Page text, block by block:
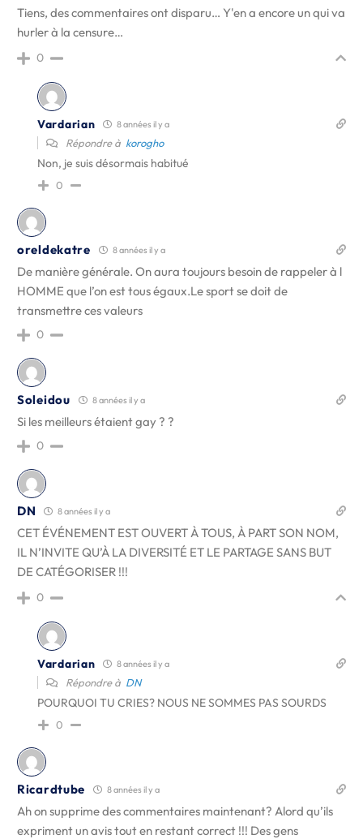
Tiens, des commentaires ont disparu… Y'en a encore un qui va
hurler à la censure…
0
Vardarian 8 années il y a
Répondre à korogho
Non, je suis désormais habitué
0
oreldekatre 8 années il y a
De manière générale. On aura toujours besoin de rappeler à l
HOMME que l’on est tous égaux.Le sport se doit de
transmettre ces valeurs
0
Soleidou 8 années il y a
Si les meilleurs étaient gay ? ?
0
DN 8 années il y a
CET ÉVÉNEMENT EST OUVERT À TOUS, À PART SON NOM,
IL N’INVITE QU’À LA DIVERSITÉ ET LE PARTAGE SANS BUT
DE CATÉGORISER !!!
0
Vardarian 8 années il y a
Répondre à DN
POURQUOI TU CRIES? NOUS NE SOMMES PAS SOURDS
0
Ricardtube 8 années il y a
Ah on supprime des commentaires maintenant? Alord qu’ils
expriment un avis tout en restant correct !!! Des gens